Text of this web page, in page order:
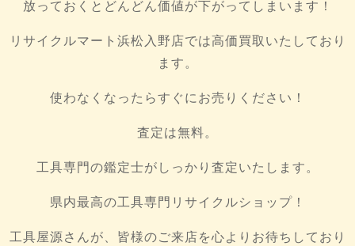
放っておくとどんどん価値が下がってしまいます！
リサイクルマート浜松入野店では高価買取いたしており
ます。
使わなくなったらすぐにお売りください！
査定は無料。
工具専門の鑑定士がしっかり査定いたします。
県内最高の工具専門リサイクルショップ！
工具屋源さんが、皆様のご来店を心よりお待ちしており